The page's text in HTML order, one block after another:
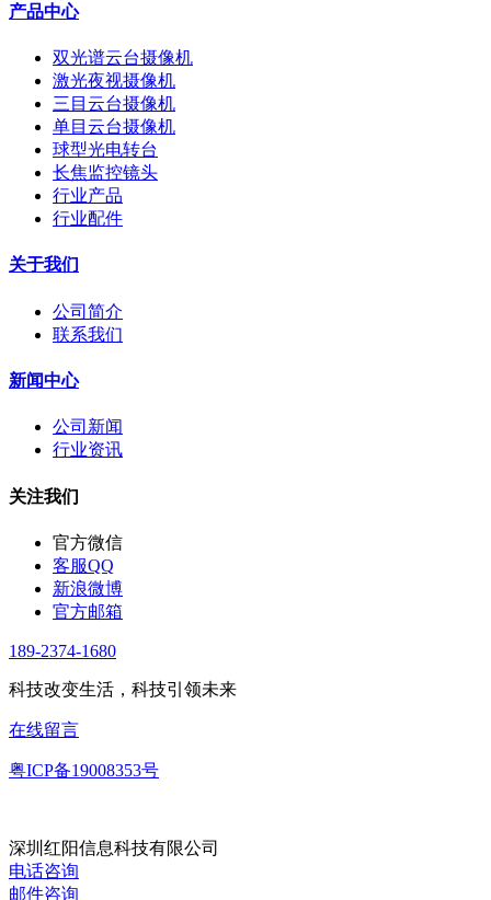
产品中心
双光谱云台摄像机
激光夜视摄像机
三目云台摄像机
单目云台摄像机
球型光电转台
长焦监控镜头
行业产品
行业配件
关于我们
公司简介
联系我们
新闻中心
公司新闻
行业资讯
关注我们
官方微信
客服QQ
新浪微博
官方邮箱
189-2374-1680
科技改变生活，科技引领未来
在线留言
粤ICP备19008353号
深圳红阳信息科技有限公司
电话咨询
邮件咨询